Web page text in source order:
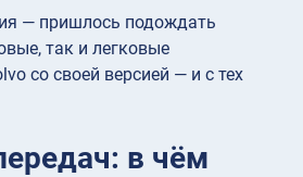
— пришлось подождать
так и легковые
со своей версией — и с тех
в чём